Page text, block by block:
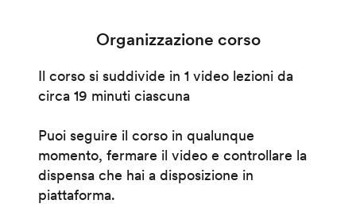
Organizzazione corso
Il corso si suddivide in 1 video lezioni da
circa 19 minuti ciascuna
Puoi seguire il corso in qualunque
momento, fermare il video e controllare la
dispensa che hai a disposizione in
piattaforma.